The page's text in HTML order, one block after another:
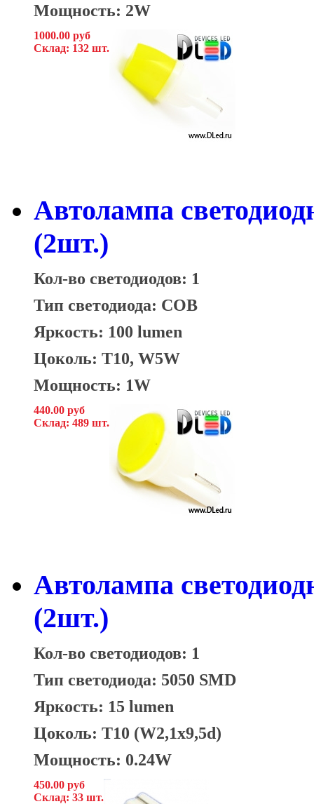
Мощность: 2W
1000.00 руб
Склад: 132 шт.
Автолампа
(2шт.)
Кол-во светодиодов: 1
Тип светодиода: СОВ
Яркость: 100 lumen
Цоколь: T10, W5W
Мощность: 1W
440.00 руб
Склад: 489 шт.
Автолампа
(2шт.)
Кол-во светодиодов: 1
Тип светодиода: 5050 SMD
Яркость: 15 lumen
Цоколь: T10 (W2,1x9,5d)
Мощность: 0.24W
450.00 руб
Склад: 33 шт.